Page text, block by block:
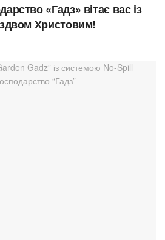
«Гадз» вітає вас із
Христовим!